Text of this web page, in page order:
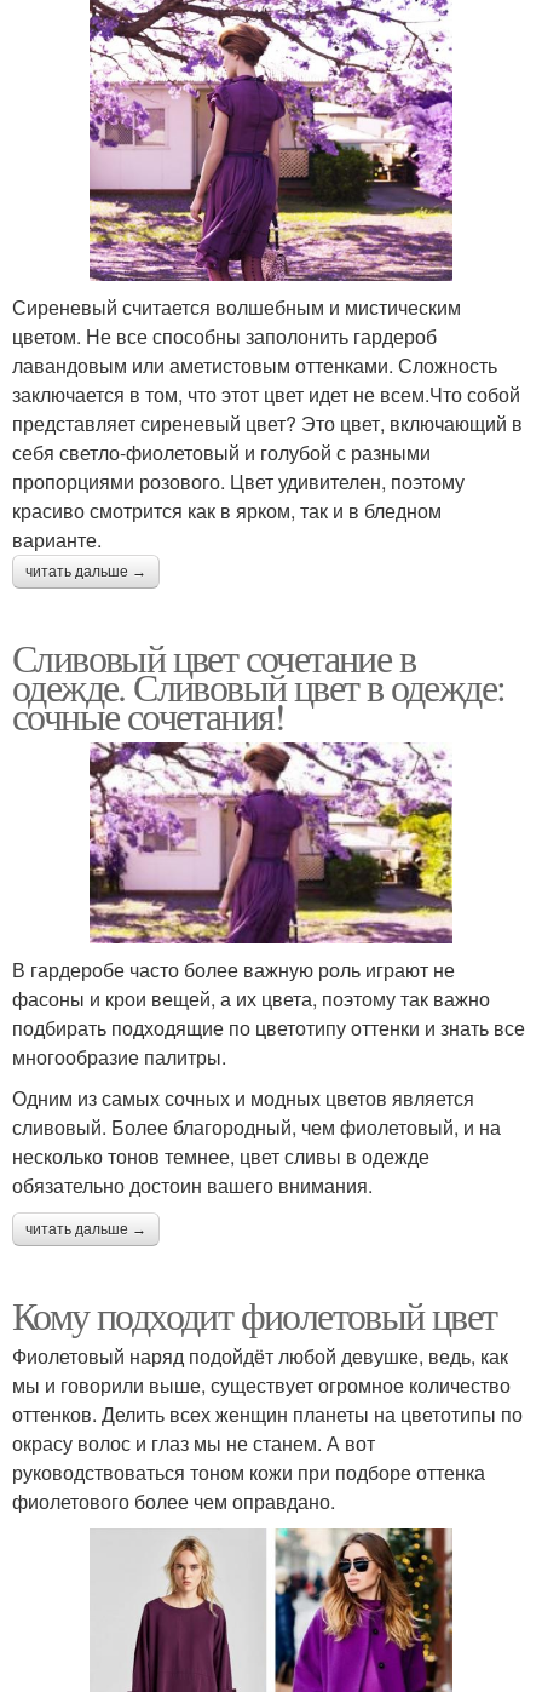
Сиреневый считается волшебным и мистическим
цветом. Не все способны заполонить гардероб
лавандовым или аметистовым оттенками. Сложность
заключается в том, что этот цвет идет не всем.Что собой
представляет сиреневый цвет? Это цвет, включающий в
себя светло-фиолетовый и голубой с разными
пропорциями розового. Цвет удивителен, поэтому
красиво смотрится как в ярком, так и в бледном
варианте.
читать дальше →
Сливовый цвет сочетание в
одежде. Сливовый цвет в одежде:
сочные сочетания!
В гардеробе часто более важную роль играют не
фасоны и крои вещей, а их цвета, поэтому так важно
подбирать подходящие по цветотипу оттенки и знать все
многообразие палитры.
Одним из самых сочных и модных цветов является
сливовый. Более благородный, чем фиолетовый, и на
несколько тонов темнее, цвет сливы в одежде
обязательно достоин вашего внимания.
читать дальше →
Кому подходит фиолетовый цвет
Фиолетовый наряд подойдёт любой девушке, ведь, как
мы и говорили выше, существует огромное количество
оттенков. Делить всех женщин планеты на цветотипы по
окрасу волос и глаз мы не станем. А вот
руководствоваться тоном кожи при подборе оттенка
фиолетового более чем оправдано.